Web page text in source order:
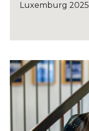
Luxemburg 2025